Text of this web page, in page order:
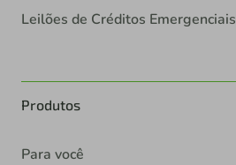
Leilões de Créditos Emergenciais
Produtos
Para você